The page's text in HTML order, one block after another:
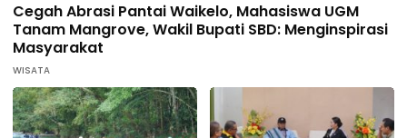
Cegah Abrasi Pantai Waikelo, Mahasiswa UGM
Tanam Mangrove, Wakil Bupati SBD: Menginspirasi
Masyarakat
WISATA